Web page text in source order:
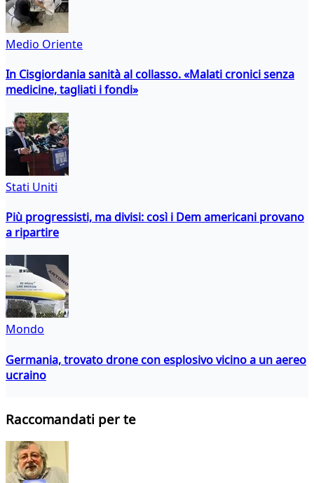
Medio Oriente
In Cisgiordania sanità al collasso. «Malati cronici senza
medicine, tagliati i fondi»
Stati Uniti
Più progressisti, ma divisi: così i Dem americani provano
a ripartire
Mondo
Germania, trovato drone con esplosivo vicino a un aereo
ucraino
Raccomandati per te